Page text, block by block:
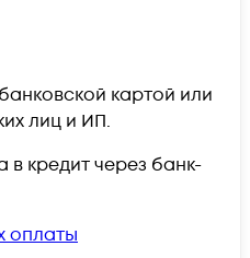
картой или
лиц и ИП.
в кредит через банк-
оплаты